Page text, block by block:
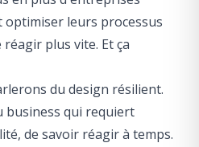
leurs processus
plus vite. Et ça
du design résilient.
business qui requiert
de savoir réagir à temps.